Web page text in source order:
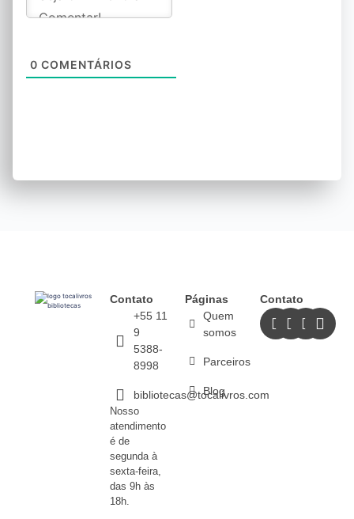
0 COMENTÁRIOS
Contato
+55 11
9
5388-
8998
bibliotecas@tocalivros.com
Nosso
atendimento
é de
segunda à
sexta-feira,
das 9h às
18h.
Páginas
Quem
somos
Parceiros
Blog
Contato